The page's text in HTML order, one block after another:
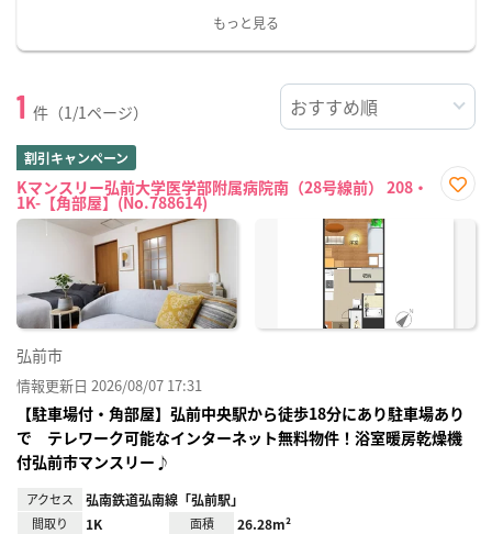
もっと見る
1 件（1/1ページ）
割引キャンペーン
Kマンスリー弘前大学医学部附属病院南（28号線前） 208・
1K-【角部屋】(No.788614)
に入
弘前市
情報更新日 2026/08/07 17:31
【駐車場付・角部屋】弘前中央駅から徒歩18分にあり駐車場あり
で テレワーク可能なインターネット無料物件！浴室暖房乾燥機
付弘前市マンスリー♪
アクセス 弘南鉄道弘南線「弘前駅」
間取り 1K 面積 26.28m²